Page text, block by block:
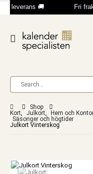
leverans 🚚 Fri
Shop
Kort, Julkort, Hem och
Säsonger och högtider
Julkort Vinterskog